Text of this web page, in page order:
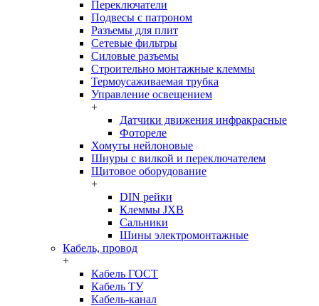
Переключатели
Подвесы с патроном
Разъемы для плит
Сетевые фильтры
Силовые разъемы
Строительно монтажные клеммы
Термоусаживаемая трубка
Управление освещением
+
Датчики движения инфракрасные
Фотореле
Хомуты нейлоновые
Шнуры с вилкой и переключателем
Щитовое оборудование
+
DIN рейки
Клеммы JXB
Сальники
Шины электромонтажные
Кабель, провод
+
Кабель ГОСТ
Кабель ТУ
Кабель-канал